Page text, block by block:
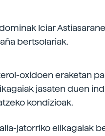
Iciar
bertsolariak.
oxidoen eraketan
jasaten duen
kondizioak.
jatorriko elikagaiak